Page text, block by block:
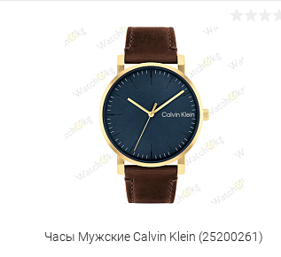
Запросить цену
Купить в 1 клик Сравнение
Под заказ
Часы Мужские Calvin Klein (25200261)